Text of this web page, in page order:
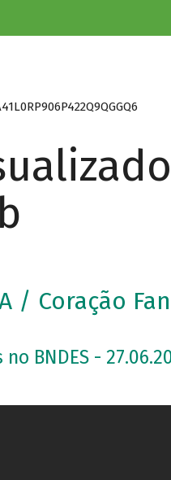
/ Coração
BNDES -